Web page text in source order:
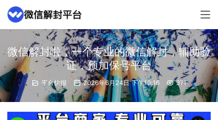
微信解封啦，一个专业的微信解封，辅助验
证，预加保号平台
平台快报 2026年6月24日 下午10:16 371